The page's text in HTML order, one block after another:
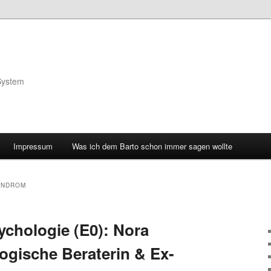
Impressum Was ich dem Barto schon immer sagen wollte
(E0): Nora
Beraterin & Ex-